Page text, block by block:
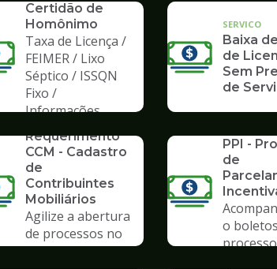
Certidão de
Homônimo
Taxa de Licença /
FEIMER / Lixo
Séptico / ISSQN
Fixo /
Informações
SERVICO
Baixa
de
Sem
de
Requerimento
CCM - Cadastro
de
Contribuintes
Mobiliários
Agilize a abertura
de processos no
Poupatempo
PPI -
de
o